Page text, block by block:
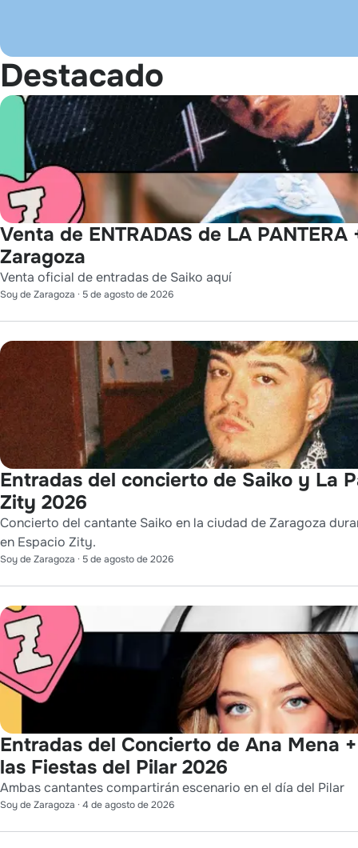
Destacado
Venta de ENTRADAS de LA PANTERA
Zaragoza
Venta oficial de entradas de Saiko aquí
Soy de Zaragoza · 5 de agosto de 2026
Entradas del concierto de Saiko y La
Zity 2026
Concierto del cantante Saiko en la ciudad de Zaragoza
en Espacio Zity.
Soy de Zaragoza · 5 de agosto de 2026
Entradas del Concierto de Ana Mena
las Fiestas del Pilar 2026
Ambas cantantes compartirán escenario en el día del Pilar
Soy de Zaragoza · 4 de agosto de 2026